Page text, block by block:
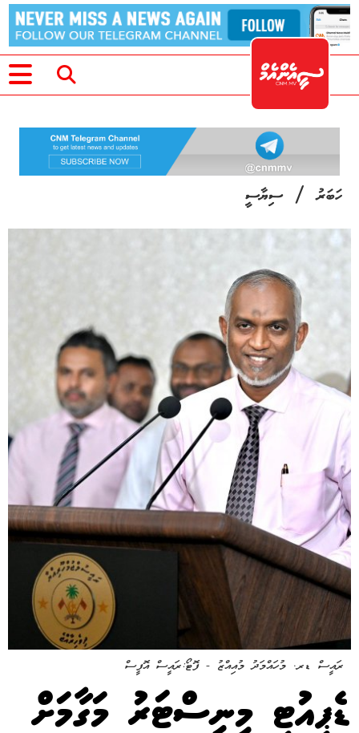
ހަބަރު/ސިޔާސީ
ރައީސް ޑރ. މުހައްމަދު މުއިއްޒު - ފޮޓޯ:ރައީސް އޮފީސް
ޑެޕިއުޓީ މިނިސްޓަރު މަގާމަށް